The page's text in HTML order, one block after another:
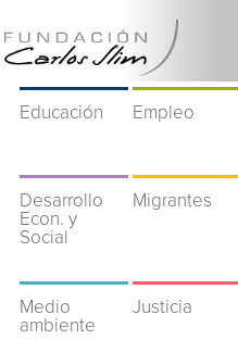
Educación Empleo
Desarrollo
Econ. y
Social
Migrantes
Medio
ambiente
Justicia